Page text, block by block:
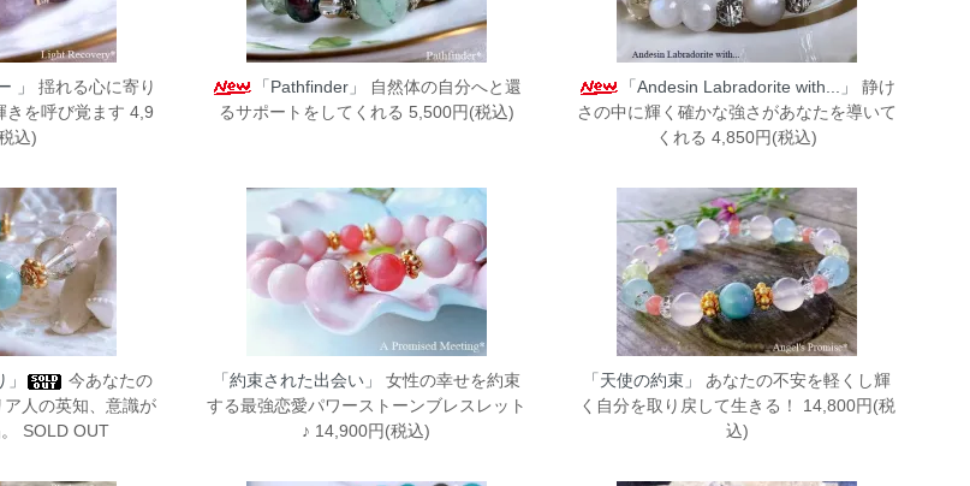
」
揺れる心に寄り
きを呼び覚ます 4,9
込)
「Pathfinder」
自然体の自分へと還
るサポートをしてくれる 5,500円(税込)
「Andesin Labradorite with...」
静け
さの中に輝く確かな強さがあなたを導いて
くれる 4,850円(税込)
今あなたの
人の英知、意識が
SOLD OUT
「約束された出会い」
女性の幸せを約束
する最強恋愛パワーストーンブレスレット
♪ 14,900円(税込)
「天使の約束」
あなたの不安を軽くし輝
く自分を取り戻して生きる！ 14,800円(税
込)